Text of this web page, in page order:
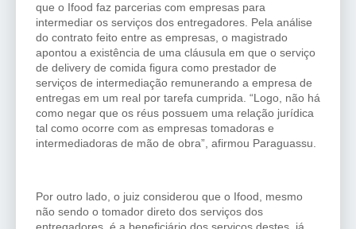
que o Ifood faz parcerias com empresas para
intermediar os serviços dos entregadores. Pela análise
do contrato feito entre as empresas, o magistrado
apontou a existência de uma cláusula em que o serviço
de delivery de comida figura como prestador de
serviços de intermediação remunerando a empresa de
entregas em um real por tarefa cumprida. “Logo, não há
como negar que os réus possuem uma relação jurídica
tal como ocorre com as empresas tomadoras e
intermediadoras de mão de obra”, afirmou Paraguassu.
Por outro lado, o juiz considerou que o Ifood, mesmo
não sendo o tomador direto dos serviços dos